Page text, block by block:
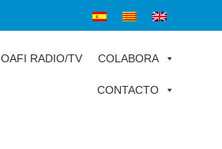
OAFI RADIO/TV COLABORA
CONTACTO